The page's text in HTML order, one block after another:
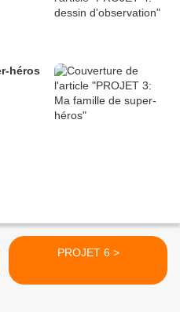
héros
PROJET 6 >